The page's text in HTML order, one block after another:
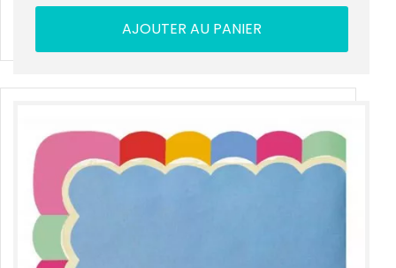
AJOUTER AU PANIER